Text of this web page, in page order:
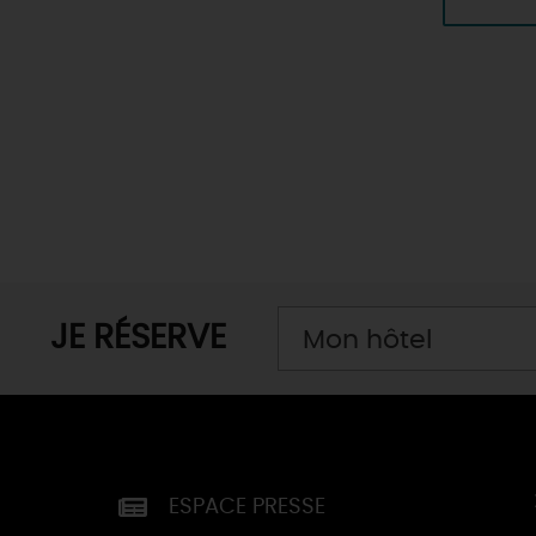
JE RÉSERVE Mon hôtel
ESPACE PRESSE